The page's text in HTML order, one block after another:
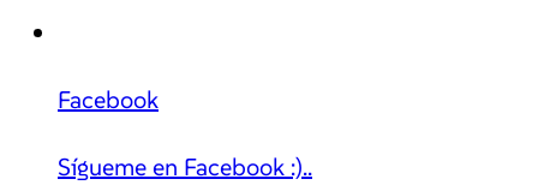
Facebook
Sígueme en Facebook :)..